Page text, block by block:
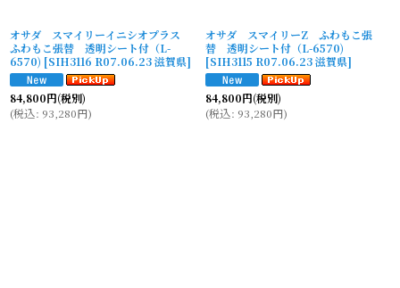
オサダ スマイリーイニシオプラス
ふわもこ張替 透明シート付（L-
6570) [SIH3116 R07.06.23 滋賀県]
84,800円(税別)
(税込: 93,280円)
オサダ スマイリーZ ふわもこ張
替 透明シート付（L-6570)
[SIH3115 R07.06.23 滋賀県]
84,800円(税別)
(税込: 93,280円)